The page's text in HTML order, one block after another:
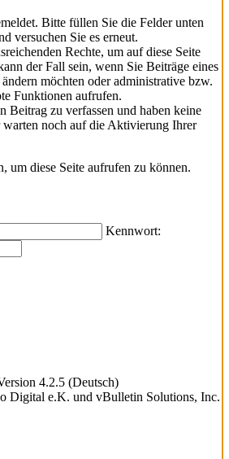
Bitte füllen Sie die Felder unten
versuchen Sie es erneut.
Rechte, um auf diese Seite
der Fall sein, wenn Sie Beiträge eines
möchten oder administrative bzw.
Funktionen aufrufen.
Beitrag zu verfassen und haben keine
warten noch auf die Aktivierung Ihrer
um diese Seite aufrufen zu können.
Kennwort:
4.2.5 (Deutsch)
Digital e.K. und vBulletin Solutions, Inc.